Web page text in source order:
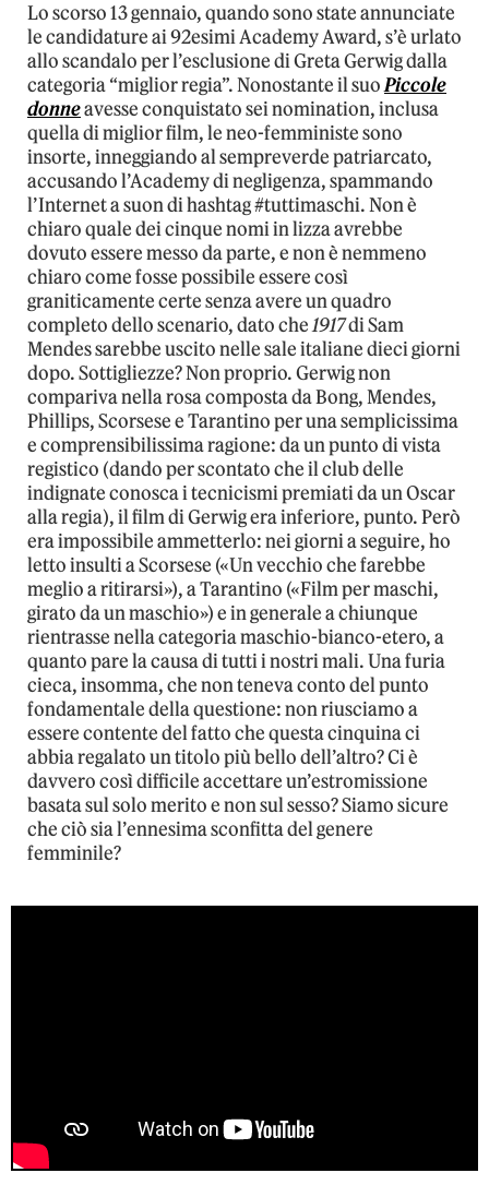
Lo scorso 13 gennaio, quando sono state annunciate
le candidature ai 92esimi Academy Award, s’è urlato
allo scandalo per l’esclusione di Greta Gerwig dalla
categoria “miglior regia”. Nonostante il suoPiccole
donneavesse conquistato sei nomination, inclusa
quella di miglior film, le neo-femministe sono
insorte, inneggiando al sempreverde patriarcato,
accusando l’Academy di negligenza, spammando
l’Internet a suon di hashtag #tuttimaschi. Non è
chiaro quale dei cinque nomi in lizza avrebbe
dovuto essere messo da parte, e non è nemmeno
chiaro come fosse possibile essere così
graniticamente certe senza avere un quadro
completo dello scenario, dato che1917di Sam
Mendes sarebbe uscito nelle sale italiane dieci giorni
dopo. Sottigliezze? Non proprio. Gerwig non
compariva nella rosa composta da Bong, Mendes,
Phillips, Scorsese e Tarantino per una semplicissima
e comprensibilissima ragione: da un punto di vista
registico (dando per scontato che il club delle
indignate conosca i tecnicismi premiati da un Oscar
alla regia), il film di Gerwig era inferiore, punto. Però
era impossibile ammetterlo: nei giorni a seguire, ho
letto insulti a Scorsese («Un vecchio che farebbe
meglio a ritirarsi»), a Tarantino («Film per maschi,
girato da un maschio») e in generale a chiunque
rientrasse nella categoria maschio-bianco-etero, a
quanto pare la causa di tutti i nostri mali. Una furia
cieca, insomma, che non teneva conto del punto
fondamentale della questione: non riusciamo a
essere contente del fatto che questa cinquina ci
abbia regalato un titolo più bello dell’altro? Ci è
davvero così difficile accettare un’estromissione
basata sul solo merito e non sul sesso? Siamo sicure
che ciò sia l’ennesima sconfitta del genere
femminile?